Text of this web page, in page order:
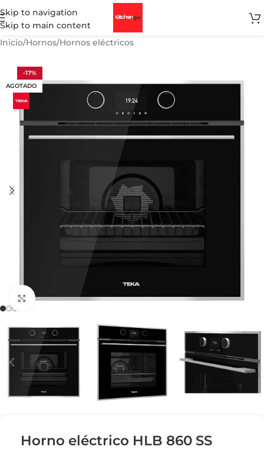
Skip to navigation
Skip to main content
Inicio/Hornos/Hornos eléctricos
-17%
AGOTADO
Click para agrandar
Horno eléctrico HLB 860 SS